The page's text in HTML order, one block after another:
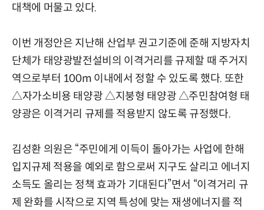
대책에 머물고 있다.
이번 개정안은 지난해 산업부 권고기준에 준해 지방자치
단체가 태양광발전설비의 이격거리를 규제할 때 주거지
역으로부터 100m 이내에서 정할 수 있도록 했다. 또한
△자가소비용 태양광 △지붕형 태양광 △주민참여형 태
양광은 이격거리 규제를 적용받지 않도록 규정했다.
김성환 의원은 “주민에게 이득이 돌아가는 사업에 한해
입지규제 적용을 예외로 함으로써 지구도 살리고 에너지
소득도 올리는 정책 효과가 기대된다”면서 “이격거리 규
제 완화를 시작으로 지역 특성에 맞는 재생에너지를 적